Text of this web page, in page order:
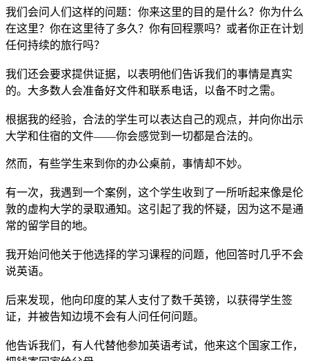
我们会问人们这样的问题：你来这里的目的是什么？你为什么
在这里？你在这里待了多久？你有回程票吗？或者你正在计划
任何持续的旅行吗？
我们还会要求提供证据，以表明他们告诉我们的事情是真实
的。大多数人会准备好文件和联系电话，以备不时之需。
根据我的经验，合法的学生可以表达自己的观点，并向你出示
大学和住宿的文件——你会感觉到一切都是合法的。
然而，有些学生来到你的办公桌前，事情却不妙。
有一次，我遇到一个案例，这个学生收到了一所听起来像是伦
敦的虚构大学的录取通知。这引起了我的怀疑，因为这不是通
常的留学目的地。
我开始问他关于他选择的学习课程的问题，他回答时几乎不会
说英语。
后来发现，他向印度的某人支付了数千英镑，以获得学生签
证，并被告知边境不会有人问任何问题。
他告诉我们，有人代替他参加英语考试，他来这个国家工作，